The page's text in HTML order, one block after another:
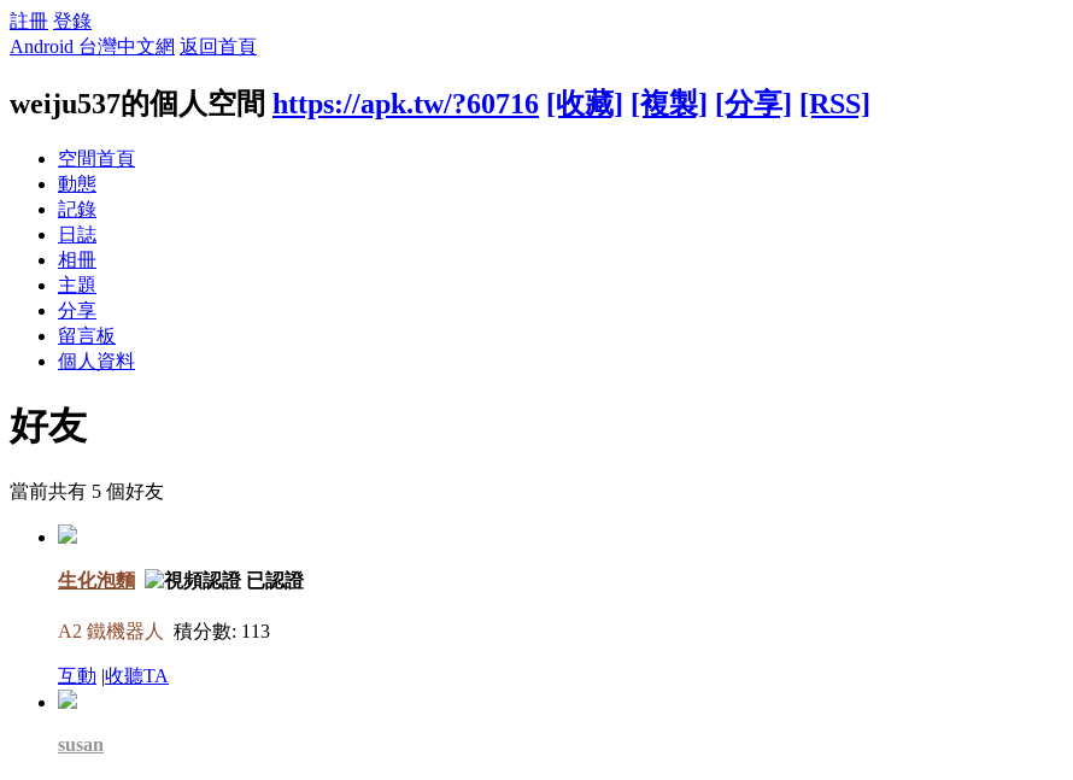
註冊 登錄
Android 台灣中文網 返回首頁
weiju537的個人空間 https://apk.tw/?60716 [收藏] [複製] [分享] [RSS]
空間首頁
動態
記錄
日誌
相冊
主題
分享
留言板
個人資料
好友
當前共有 5 個好友
生化泡麵
A2 鐵機器人 積分數: 113
互動 |收聽TA
susan